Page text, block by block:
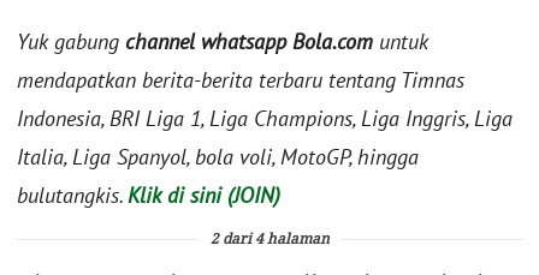
Yuk gabung channel whatsapp Bola.com untuk
mendapatkan berita-berita terbaru tentang Timnas
Indonesia, BRI Liga 1, Liga Champions, Liga Inggris, Liga
Italia, Liga Spanyol, bola voli, MotoGP, hingga
bulutangkis.Klik di sini (JOIN)
2 dari 4 halaman